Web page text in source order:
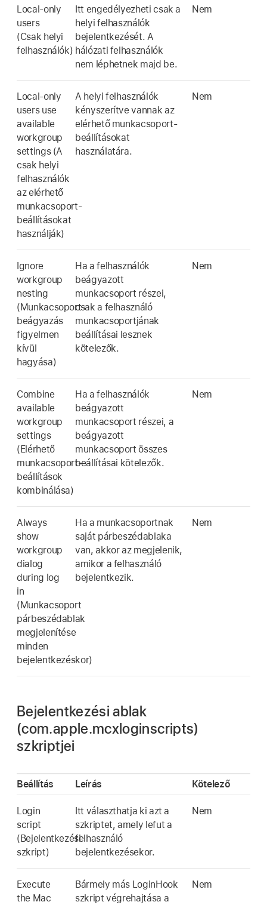
Local-only
users
(Csak helyi
felhasználók)
Itt engedélyezheti csak a
helyi felhasználók
bejelentkezését. A
hálózati felhasználók
nem léphetnek majd be.
Nem
Local-only
users use
available
workgroup
settings (A
csak helyi
felhasználók
az elérhető
munkacsoport-
beállításokat
használják)
A helyi felhasználók
kényszerítve vannak az
elérhető munkacsoport-
beállításokat
használatára.
Nem
Ignore
workgroup
nesting
(Munkacsoport-
beágyazás
figyelmen
kívül
hagyása)
Ha a felhasználók
beágyazott
munkacsoport részei,
csak a felhasználó
munkacsoportjának
beállításai lesznek
kötelezők.
Nem
Combine
available
workgroup
settings
(Elérhető
munkacsoport-
beállítások
kombinálása)
Ha a felhasználók
beágyazott
munkacsoport részei, a
beágyazott
munkacsoport összes
beállításai kötelezők.
Nem
Always
show
workgroup
dialog
during log
in
(Munkacsoport
párbeszédablak
megjelenítése
minden
bejelentkezéskor)
Ha a munkacsoportnak
saját párbeszédablaka
van, akkor az megjelenik,
amikor a felhasználó
bejelentkezik.
Nem
Bejelentkezési ablak
(com.apple.mcxloginscripts)
szkriptjei
Beállítás Leírás Kötelező
Login
script
(Bejelentkezési
szkript)
Itt választhatja ki azt a
szkriptet, amely lefut a
felhasználó
bejelentkezésekor.
Nem
Execute
the Mac
Bármely más LoginHook
szkript végrehajtása a
Nem